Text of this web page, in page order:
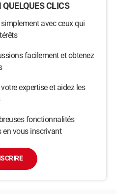
CLICS
avec ceux qui
facilement et obtenez
expertise et aidez les
fonctionnalités
en vous inscrivant